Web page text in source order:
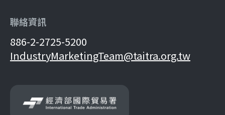
聯絡資訊
886-2-2725-5200
IndustryMarketingTeam@taitra.org.tw